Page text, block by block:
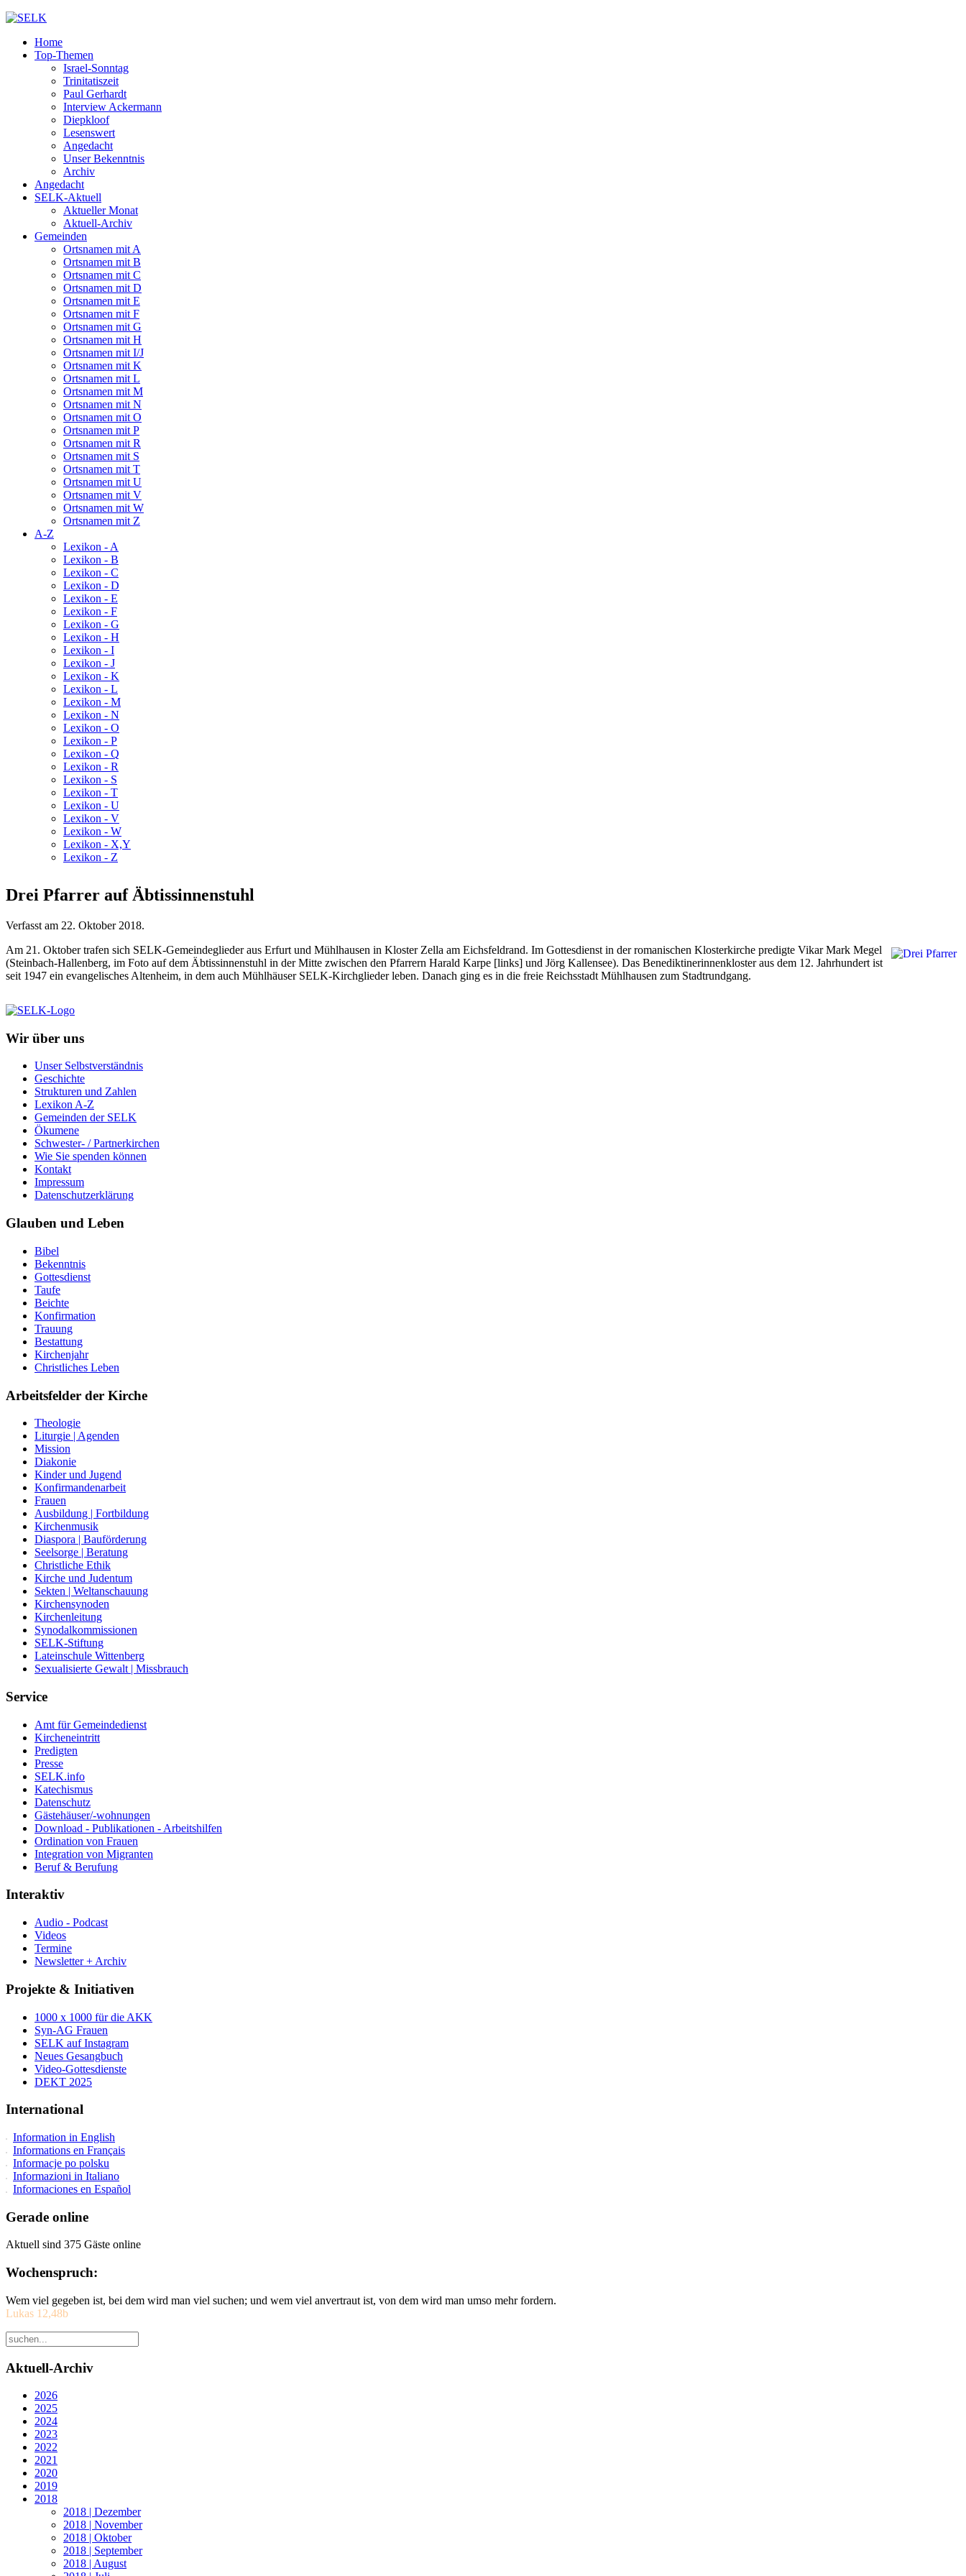
Home
Top-Themen
Israel-Sonntag
Trinitatiszeit
Paul Gerhardt
Interview Ackermann
Diepkloof
Lesenswert
Angedacht
Unser Bekenntnis
Archiv
Angedacht
SELK-Aktuell
Aktueller Monat
Aktuell-Archiv
Gemeinden
Ortsnamen mit A
Ortsnamen mit B
Ortsnamen mit C
Ortsnamen mit D
Ortsnamen mit E
Ortsnamen mit F
Ortsnamen mit G
Ortsnamen mit H
Ortsnamen mit I/J
Ortsnamen mit K
Ortsnamen mit L
Ortsnamen mit M
Ortsnamen mit N
Ortsnamen mit O
Ortsnamen mit P
Ortsnamen mit R
Ortsnamen mit S
Ortsnamen mit T
Ortsnamen mit U
Ortsnamen mit V
Ortsnamen mit W
Ortsnamen mit Z
A-Z
Lexikon - A
Lexikon - B
Lexikon - C
Lexikon - D
Lexikon - E
Lexikon - F
Lexikon - G
Lexikon - H
Lexikon - I
Lexikon - J
Lexikon - K
Lexikon - L
Lexikon - M
Lexikon - N
Lexikon - O
Lexikon - P
Lexikon - Q
Lexikon - R
Lexikon - S
Lexikon - T
Lexikon - U
Lexikon - V
Lexikon - W
Lexikon - X,Y
Lexikon - Z
Drei Pfarrer auf Äbtissinnenstuhl
Verfasst am 22. Oktober 2018.
Am 21. Oktober trafen sich SELK-Gemeindeglieder aus Erfurt und Mühlhausen in Kloster Zella am Eichsfeldrand. Im Gottesdienst in der romanischen Klosterkirche predigte Vikar Mark Megel
(Steinbach-Hallenberg, im Foto auf dem Äbtissinnenstuhl in der Mitte zwischen den Pfarrern Harald Karpe [links] und Jörg Kallensee). Das Benediktinerinnenkloster aus dem 12. Jahrhundert ist
seit 1947 ein evangelisches Altenheim, in dem auch Mühlhäuser SELK-Kirchglieder leben. Danach ging es in die freie Reichsstadt Mühlhausen zum Stadtrundgang.
Wir über uns
Unser Selbstverständnis
Geschichte
Strukturen und Zahlen
Lexikon A-Z
Gemeinden der SELK
Ökumene
Schwester- / Partnerkirchen
Wie Sie spenden können
Kontakt
Impressum
Datenschutzerklärung
Glauben und Leben
Bibel
Bekenntnis
Gottesdienst
Taufe
Beichte
Konfirmation
Trauung
Bestattung
Kirchenjahr
Christliches Leben
Arbeitsfelder der Kirche
Theologie
Liturgie | Agenden
Mission
Diakonie
Kinder und Jugend
Konfirmandenarbeit
Frauen
Ausbildung | Fortbildung
Kirchenmusik
Diaspora | Bauförderung
Seelsorge | Beratung
Christliche Ethik
Kirche und Judentum
Sekten | Weltanschauung
Kirchensynoden
Kirchenleitung
Synodalkommissionen
SELK-Stiftung
Lateinschule Wittenberg
Sexualisierte Gewalt | Missbrauch
Service
Amt für Gemeindedienst
Kircheneintritt
Predigten
Presse
SELK.info
Katechismus
Datenschutz
Gästehäuser/-wohnungen
Download - Publikationen - Arbeitshilfen
Ordination von Frauen
Integration von Migranten
Beruf & Berufung
Interaktiv
Audio - Podcast
Videos
Termine
Newsletter + Archiv
Projekte & Initiativen
1000 x 1000 für die AKK
Syn-AG Frauen
SELK auf Instagram
Neues Gesangbuch
Video-Gottesdienste
DEKT 2025
International
Information in English
Informations en Français
Informacje po polsku
Informazioni in Italiano
Informaciones en Español
Gerade online
Aktuell sind 375 Gäste online
Wochenspruch:
Wem viel gegeben ist, bei dem wird man viel suchen; und wem viel anvertraut ist, von dem wird man umso mehr fordern.
Lukas 12,48b
Aktuell-Archiv
2026
2025
2024
2023
2022
2021
2020
2019
2018
2018 | Dezember
2018 | November
2018 | Oktober
2018 | September
2018 | August